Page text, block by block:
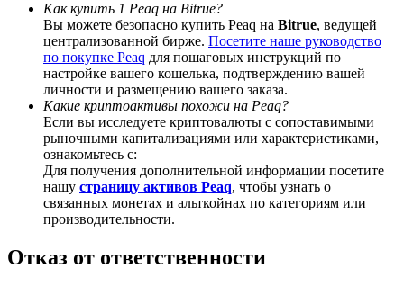
BTC Welcome Rewards
Deposit & Trade BTC to Share 25000 USDT prize pool!
Deposit CASHCAT & Win
Share 500000 CASHCAT prize pool
Как купить 1 Peaq на Bitrue?
Вы можете безопасно купить Peaq на Bitrue, ведущей
централизованной бирже. Посетите наше руководство
по покупке Peaq для пошаговых инструкций по
настройке вашего кошелька, подтверждению вашей
личности и размещению вашего заказа.
Какие криптоактивы похожи на Peaq?
Если вы исследуете криптовалюты с сопоставимыми
рыночными капитализациями или характеристиками,
ознакомьтесь с:
Для получения дополнительной информации посетите
нашу страницу активов Peaq, чтобы узнать о
связанных монетах и альткойнах по категориям или
производительности.
Отказ от ответственности